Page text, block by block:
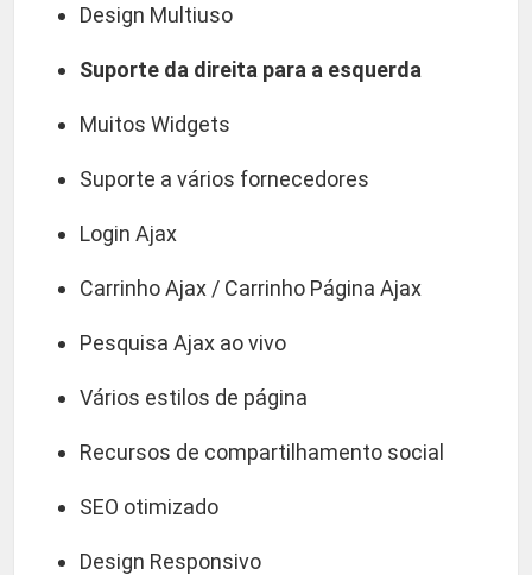
Design Multiuso
Suporte da direita para a esquerda
Muitos Widgets
Suporte a vários fornecedores
Login Ajax
Carrinho Ajax / Carrinho Página Ajax
Pesquisa Ajax ao vivo
Vários estilos de página
Recursos de compartilhamento social
SEO otimizado
Design Responsivo